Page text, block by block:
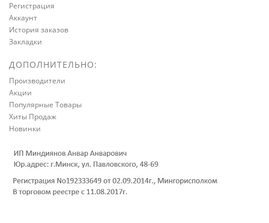
Регистрация
Аккаунт
История заказов
Закладки
ДОПОЛНИТЕЛЬНО:
Производители
Акции
Популярные Товары
Хиты Продаж
Новинки